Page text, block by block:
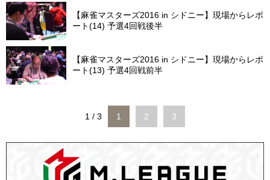
【麻雀マスターズ2016 in シドニー】現場からレポ
ート(14) 予選4回戦後半
【麻雀マスターズ2016 in シドニー】現場からレポ
ート(13) 予選4回戦前半
1 / 3 1 2 3